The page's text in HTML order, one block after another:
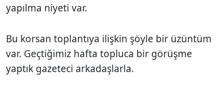
yapılma niyeti var.
Bu korsan toplantıya ilişkin şöyle bir üzüntüm
var. Geçtiğimiz hafta topluca bir görüşme
yaptık gazeteci arkadaşlarla.